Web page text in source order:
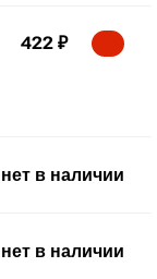
422 ₽
нет в наличии
нет в наличии